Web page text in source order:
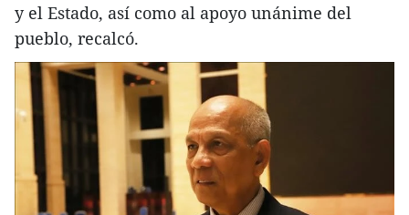
y el Estado, así como al apoyo unánime del
pueblo, recalcó.